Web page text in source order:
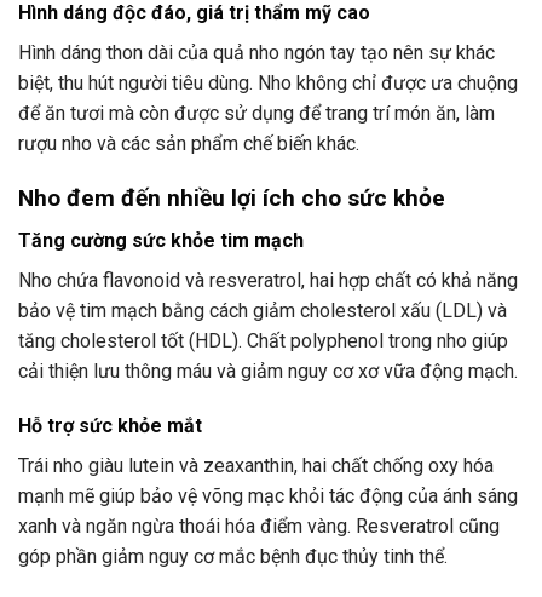
Hình dáng độc đáo, giá trị thẩm mỹ cao
Hình dáng thon dài của quả nho ngón tay tạo nên sự khác
biệt, thu hút người tiêu dùng. Nho không chỉ được ưa chuộng
để ăn tươi mà còn được sử dụng để trang trí món ăn, làm
rượu nho và các sản phẩm chế biến khác.
Nho đem đến nhiều lợi ích cho sức khỏe
Tăng cường sức khỏe tim mạch
Nho chứa flavonoid và resveratrol, hai hợp chất có khả năng
bảo vệ tim mạch bằng cách giảm cholesterol xấu (LDL) và
tăng cholesterol tốt (HDL). Chất polyphenol trong nho giúp
cải thiện lưu thông máu và giảm nguy cơ xơ vữa động mạch.
Hỗ trợ sức khỏe mắt
Trái nho giàu lutein và zeaxanthin, hai chất chống oxy hóa
mạnh mẽ giúp bảo vệ võng mạc khỏi tác động của ánh sáng
xanh và ngăn ngừa thoái hóa điểm vàng. Resveratrol cũng
góp phần giảm nguy cơ mắc bệnh đục thủy tinh thể.